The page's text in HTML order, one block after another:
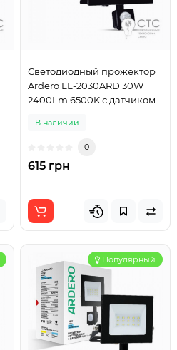
Светодиодный прожектор
Ardero LL-2030ARD 30W
2400Lm 6500K с датчиком
В наличии
0
615 грн
Популярный